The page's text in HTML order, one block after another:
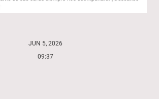
JUN 5, 2026
09:37